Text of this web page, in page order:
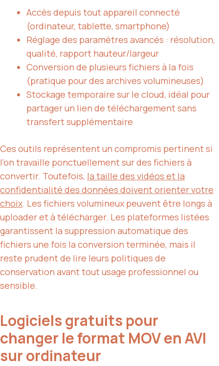
Accès depuis tout appareil connecté
(ordinateur, tablette, smartphone)
Réglage des paramètres avancés : résolution,
qualité, rapport hauteur/largeur
Conversion de plusieurs fichiers à la fois
(pratique pour des archives volumineuses)
Stockage temporaire sur le cloud, idéal pour
partager un lien de téléchargement sans
transfert supplémentaire
Ces outils représentent un compromis pertinent si
l’on travaille ponctuellement sur des fichiers à
convertir. Toutefois, la taille des vidéos et la
confidentialité des données doivent orienter votre
choix. Les fichiers volumineux peuvent être longs à
uploader et à télécharger. Les plateformes listées
garantissent la suppression automatique des
fichiers une fois la conversion terminée, mais il
reste prudent de lire leurs politiques de
conservation avant tout usage professionnel ou
sensible.
Logiciels gratuits pour
changer le format MOV en AVI
sur ordinateur